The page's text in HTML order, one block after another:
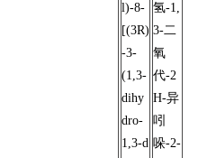
l)-8-
[(3R)
-3-
(1,3-
dihy
dro-
1,3-d
氢-1,
3-二
氧
代-2
H-异
吲
哚-2-